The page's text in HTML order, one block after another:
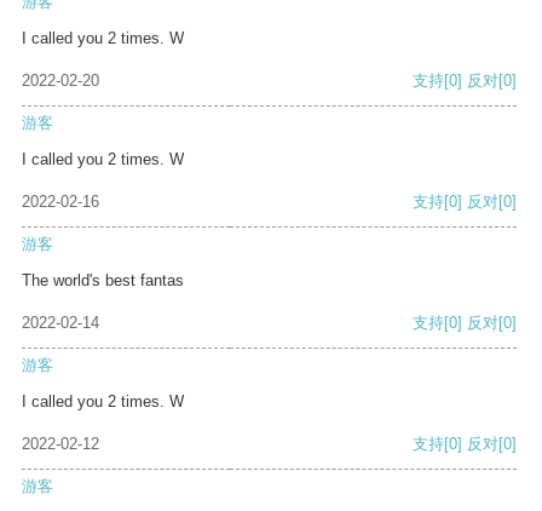
I called you 2 times. W
2022-02-20 支持[0] 反对[0]
游客
I called you 2 times. W
2022-02-16 支持[0] 反对[0]
游客
The world's best fantas
2022-02-14 支持[0] 反对[0]
游客
I called you 2 times. W
2022-02-12 支持[0] 反对[0]
游客